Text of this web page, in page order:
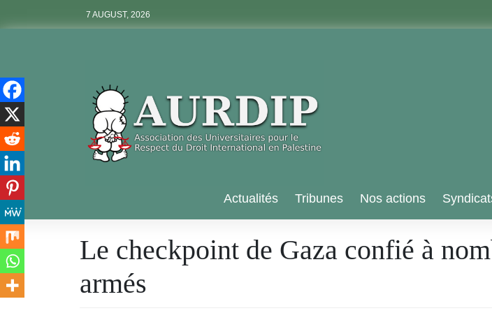
7 AUGUST, 2026
Aurdip
Actualités Tribunes Nos actions
Le checkpoint de Gaza confié à
armés